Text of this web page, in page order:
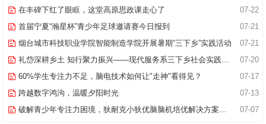
07-22
在丰碑下红了眼眶，这堂高原思政课走心了
07-21
首届宁夏“瀚星杯”青少年足球邀请赛今日报到
07-21
烟台城市科技职业学院智能制造学院开展暑期“三下乡”实践活动
07-20
礼岱深耕乡土 知行聚力振兴——现代服务系三下乡社会实践综述
07-17
60%学生专注力不足，脑电技术如何让"走神"看得见？
07-13
跨越数字鸿沟，温暖夕阳时光
07-07
破解青少年专注力困境，狄耐克小狄优脑脑机培优解决方案全新落地